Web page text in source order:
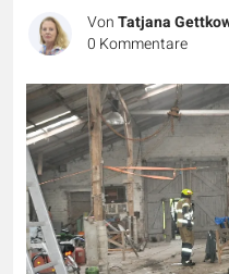
VonTatjana
0 Kommentare